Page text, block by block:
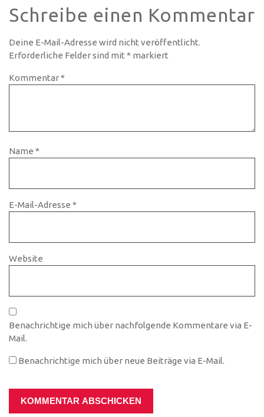
Schreibe einen Kommentar
Deine E-Mail-Adresse wird nicht veröffentlicht.
Erforderliche Felder sind mit * markiert
Kommentar*
Name *
E-Mail-Adresse *
Website
Benachrichtige mich über nachfolgende Kommentare via E-
Mail.
Benachrichtige mich über neue Beiträge via E-Mail.